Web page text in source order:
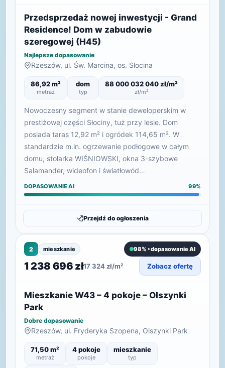
Przedsprzedaż nowej inwestycji - Grand
Residence! Dom w zabudowie
szeregowej (H45)
Najlepsze dopasowanie
Rzeszów, ul. Św. Marcina, os. Słocina
86,92 m²
metraż
dom
typ
88 000 032 040 zł/m²
zł/m²
Nowoczesny segment w stanie deweloperskim w
prestiżowej części Słociny, tuż przy lesie. Dom
posiada taras 12,92 m² i ogródek 114,65 m². W
standardzie m.in. ogrzewanie podłogowe w całym
domu, stolarka WIŚNIOWSKI, okna 3-szybowe
Salamander, wideofon i światłowód…
DOPASOWANIE AI 99%
Przejdź do ogłoszenia
2 mieszkanie 98% • dopasowanie AI
1 238 696 zł17 324 zł/m² Zobacz ofertę
Mieszkanie W43 – 4 pokoje – Olszynki
Park
Dobre dopasowanie
Rzeszów, ul. Fryderyka Szopena, Olszynki Park
71,50 m²
metraż
4 pokoje
pokoje
mieszkanie
typ